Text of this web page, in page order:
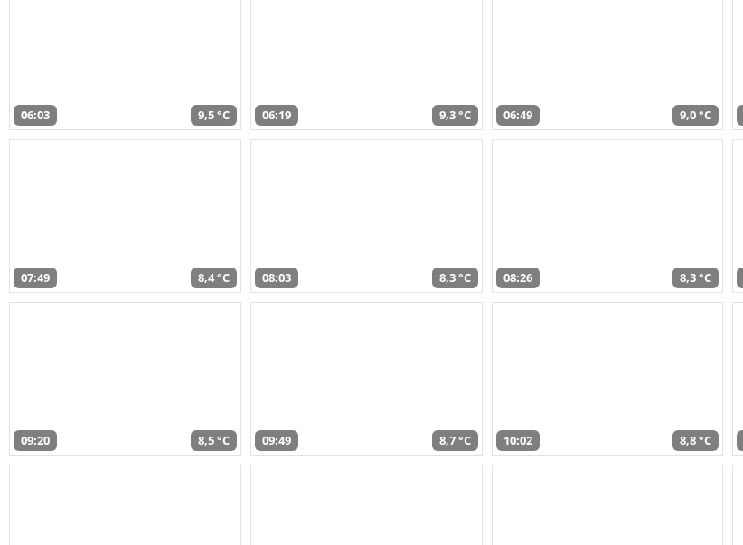
06:03 9,5 °C 06:19 9,3 °C 06:49 9,0 °C
07:49 8,4 °C 08:03 8,3 °C 08:26 8,3 °C
09:20 8,5 °C 09:49 8,7 °C 10:02 8,8 °C